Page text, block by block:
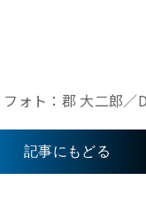
フォト：郡 大二郎
記事にもどる